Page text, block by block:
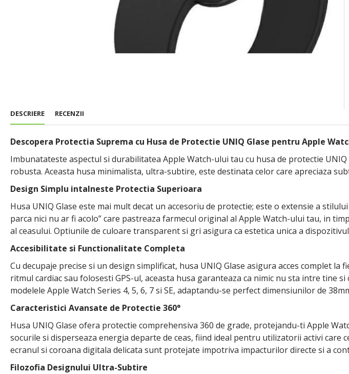
DESCRIERE RECENZII
Descopera Protectia Suprema cu Husa de Protectie UNIQ Glase pentru Apple
Imbunatateste aspectul si durabilitatea Apple Watch-ului tau cu husa de protectie
robusta. Aceasta husa minimalista, ultra-subtire, este destinata celor care apreciaza
Design Simplu intalneste Protectia Superioara
Husa UNIQ Glase este mai mult decat un accesoriu de protectie; este o extensie a
parca nici nu ar fi acolo” care pastreaza farmecul original al Apple Watch-ului tau, in
al ceasului. Optiunile de culoare transparent si gri asigura ca estetica unica a
Accesibilitate si Functionalitate Completa
Cu decupaje precise si un design simplificat, husa UNIQ Glase asigura acces complet
ritmul cardiac sau folosesti GPS-ul, aceasta husa garanteaza ca nimic nu sta intre tine
modelele Apple Watch Series 4, 5, 6, 7 si SE, adaptandu-se perfect dimensiunilor de
Caracteristici Avansate de Protectie 360°
Husa UNIQ Glase ofera protectie comprehensiva 360 de grade, protejandu-ti Apple
socurile si disperseaza energia departe de ceas, fiind ideal pentru utilizatorii activi
ecranul si coroana digitala delicata sunt protejate impotriva impacturilor directe si a
Filozofia Designului Ultra-Subtire